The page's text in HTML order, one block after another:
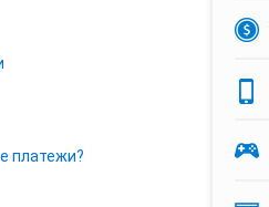
платежи?